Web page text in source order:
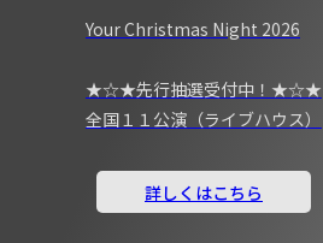
Your Christmas Night 2026
★☆★先行抽選受付中！★☆★
全国１１公演（ライブハウス）
詳しくはこちら